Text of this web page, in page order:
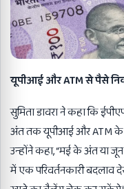
यूपीआई और ATM से पैसे
सुमिता डावरा ने कहा कि
अंत तक यूपीआई और ATM के
उन्होंने कहा, “मई के अंत या
में एक परिवर्तनकारी